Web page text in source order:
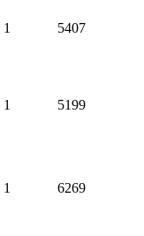
1 5407
1 5199
1 6269